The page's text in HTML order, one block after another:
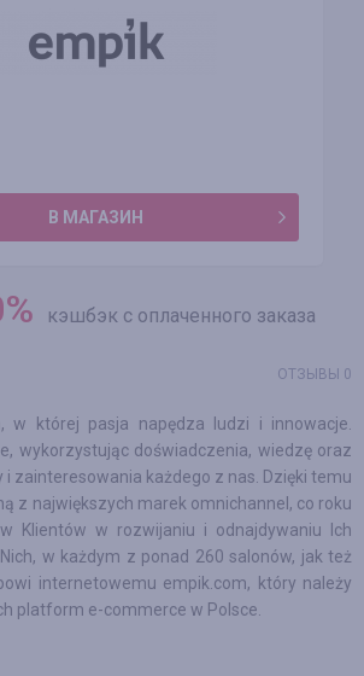
В МАГАЗИН
% кэшбэк с оплаченного заказа
ОТЗЫВЫ 0
w której pasja napędza ludzi i innowacje.
wykorzystując doświadczenia, wiedzę oraz
zainteresowania każdego z nas. Dzięki temu
z największych marek omnichannel, co roku
Klientów w rozwijaniu i odnajdywaniu Ich
w każdym z ponad 260 salonów, jak też
internetowemu empik.com, który należy
platform e-commerce w Polsce.